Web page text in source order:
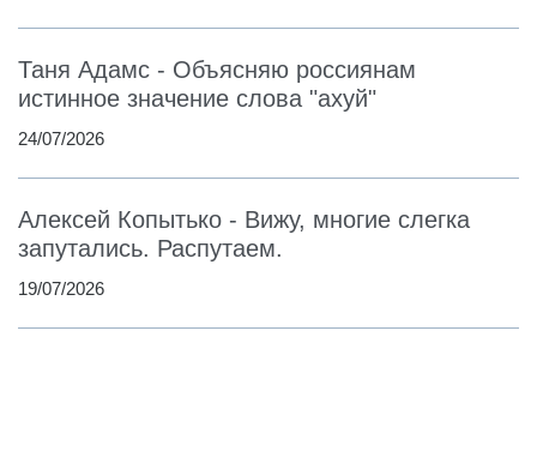
Таня Адамс - Объясняю россиянам
истинное значение слова "ахуй"
24/07/2026
Алексей Копытько - Вижу, многие слегка
запутались. Распутаем.
19/07/2026